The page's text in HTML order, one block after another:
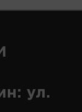
ул.